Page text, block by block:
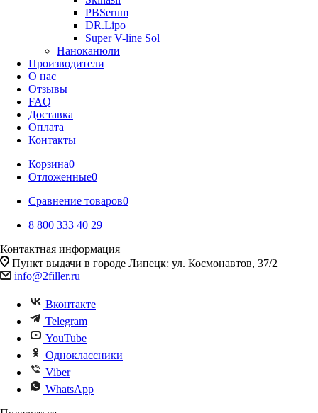
PBSerum
DR.Lipo
Super V-line Sol
Наноканюли
Производители
О нас
Отзывы
FAQ
Доставка
Оплата
Контакты
Корзина0
Отложенные0
Сравнение товаров0
8 800 333 40 29
Контактная информация
Пункт выдачи в городе Липецк: ул. Космонавтов, 37/2
info@2filler.ru
Вконтакте
Telegram
YouTube
Одноклассники
Viber
WhatsApp